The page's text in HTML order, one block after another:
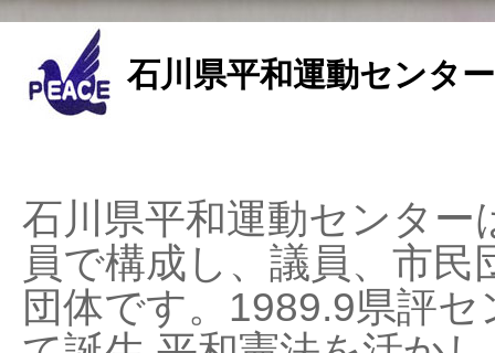
石川県平和運動センタ
石川県平和運動センタ
員で構成し、議員、市
団体です。1989.9県評